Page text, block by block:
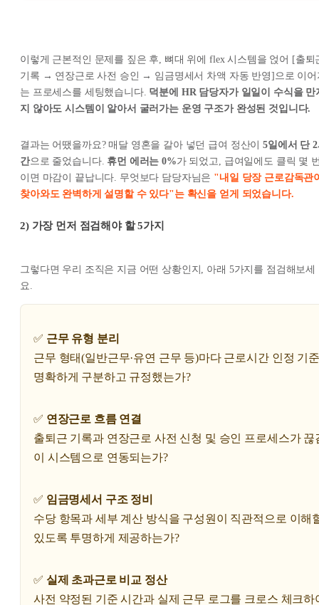
이렇게 근본적인 문제를 짚은 후, 뼈대 위에 flex 시스템을 얹어 [출퇴
기록 → 연장근로 사전 승인 → 임금명세서 차액 자동 반영]으로 이어
는 프로세스를 세팅했습니다. 덕분에 HR 담당자가 일일이 수식을 만
지 않아도 시스템이 알아서 굴러가는 운영 구조가 완성된 것입니다.
결과는 어땠을까요? 매달 영혼을 갈아 넣던 급여 정산이5일에서 단
간으로 줄었습니다. 휴먼 에러는 0%가 되었고, 급여일에도 클릭 몇
이면 마감이 끝납니다. 무엇보다 담당자님은 "내일 당장 근로감독관
찾아와도 완벽하게 설명할 수 있다"는 확신을 얻게 되었습니다.
2) 가장 먼저 점검해야 할 5가지
그렇다면 우리 조직은 지금 어떤 상황인지, 아래 5가지를 점검해보세
요.
✅ 근무 유형 분리
근무 형태(일반근무·유연 근무 등)마다 근로시간 인정 기
명확하게 구분하고 규정했는가?
✅ 연장근로 흐름 연결
출퇴근 기록과 연장근로 사전 신청 및 승인 프로세스가 끊
이 시스템으로 연동되는가?
✅ 임금명세서 구조 정비
수당 항목과 세부 계산 방식을 구성원이 직관적으로 이해
있도록 투명하게 제공하는가?
✅ 실제 초과근로 비교 정산
사전 약정된 기준 시간과 실제 근무 로그를 크로스 체크하